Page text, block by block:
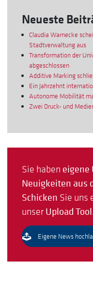
Neueste
Claudia Warnecke
Stadtverwaltung aus
Transformation der
abgeschlossen
Additive Marking
Ein Jahrzehnt
Autonome Mobilität
Zwei Druck- und
Sie haben eigene
Neuigkeiten aus
Schicken Sie uns
unser Upload Tool.
Eigene News